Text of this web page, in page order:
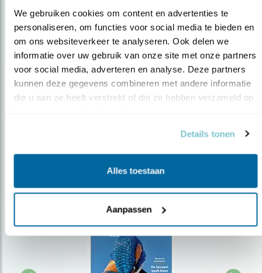
We gebruiken cookies om content en advertenties te
personaliseren, om functies voor social media te bieden en
om ons websiteverkeer te analyseren. Ook delen we
informatie over uw gebruik van onze site met onze partners
voor social media, adverteren en analyse. Deze partners
kunnen deze gegevens combineren met andere informatie
die u aan ze heeft verstrekt of die ze hebben verzameld op
Details tonen
Alles toestaan
Aanpassen
Op de hoogte blijven?
Meld je aan en ontvang nieuws, inspiratie, acties en tips
over vogels en activiteiten van Vogelbescherming.